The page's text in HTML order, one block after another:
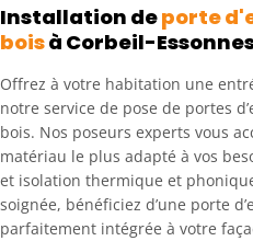
Installation deporte
boisà Corbeil-
Offrez à votre habitation une
notre service de pose de portes
bois. Nos poseurs experts vous
matériau le plus adapté à vos
et isolation thermique et
soignée, bénéficiez d’une porte
parfaitement intégrée à votre